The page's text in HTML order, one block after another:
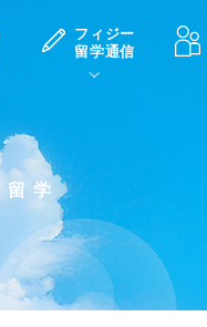
フィジー
留学通信
学